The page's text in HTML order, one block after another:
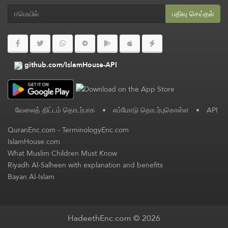
பதிவு செய்தல்
github.com/IslamHouse-API
வேலைத் திட்டம் தொடர்பாக • எம்மோடு தொடர்புகொள்ள • API
QuranEnc.com-TerminologyEnc.com
IslamHouse.com
What Muslim Children Must Know
Riyadh Al-Salheen with explanation and benefits
Bayan Al-Islam
HadeethEnc.com © 2026